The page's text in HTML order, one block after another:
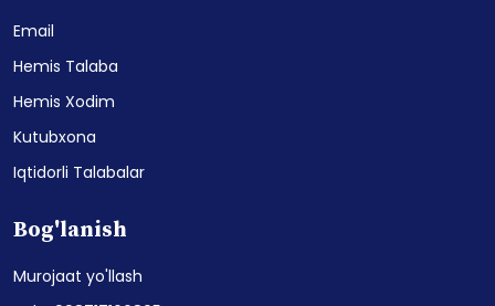
Email
Hemis Talaba
Hemis Xodim
Kutubxona
Iqtidorli Talabalar
Bog'lanish
Murojaat yo'llash